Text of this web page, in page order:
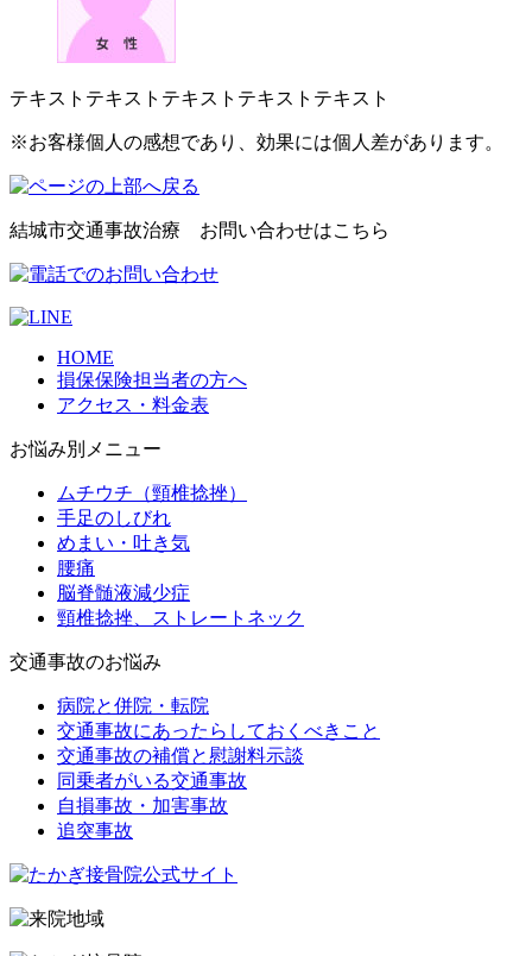
テキストテキストテキストテキストテキスト
※お客様個人の感想であり、効果には個人差があります。
結城市交通事故治療 お問い合わせはこちら
HOME
損保保険担当者の方へ
アクセス・料金表
お悩み別メニュー
ムチウチ（頸椎捻挫）
手足のしびれ
めまい・吐き気
腰痛
脳脊髄液減少症
頸椎捻挫、ストレートネック
交通事故のお悩み
病院と併院・転院
交通事故にあったらしておくべきこと
交通事故の補償と慰謝料示談
同乗者がいる交通事故
自損事故・加害事故
追突事故